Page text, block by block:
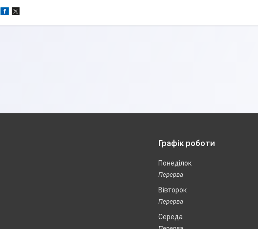
Графік роботи
Понеділок
Вівторок
Середа